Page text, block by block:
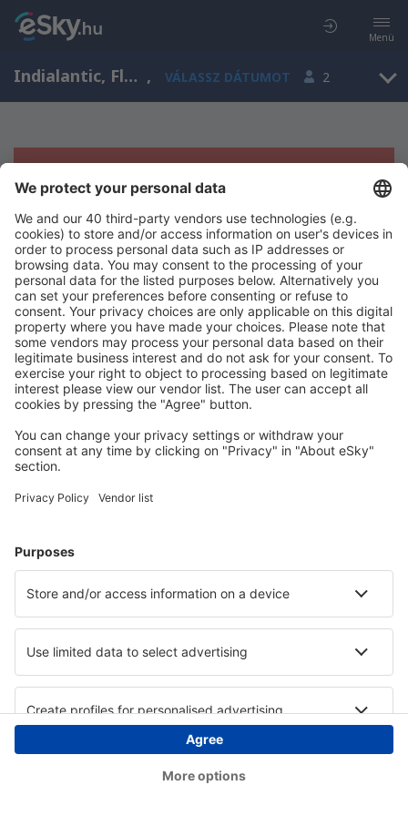
Menü
Indialantic, Florida, Amerikai Egyesült Államok , VÁLASSZ DÁTUMOT 2
Sajnos semmilyen eredménnyel nem
szolgálhatunk.
Próbáld meg még egyszer más kritériumot kiválasztva
Copyright © eSky.hu Minden jog fenntartva.